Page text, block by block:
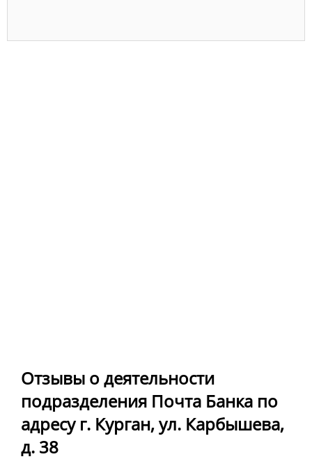
Отзывы о деятельности
подразделения Почта Банка по
адресу г. Курган, ул. Карбышева,
д. 38